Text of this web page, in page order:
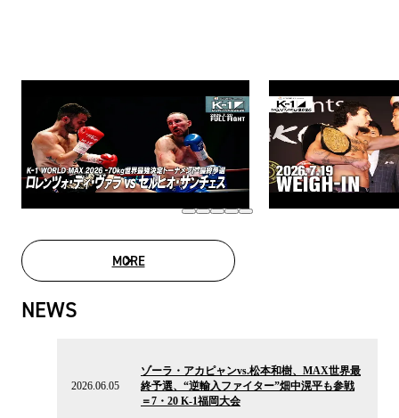
MOREMOVIE LIST
NEWS
2026.06.05
ゾーラ・アカピャンvs.松本和樹、MAX世界最
終予選、“逆輸入ファイター”畑中滉平も参戦
＝7・20 K-1福岡大会